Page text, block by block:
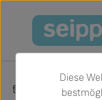
Zum Hauptinhalt
Produkte
Diese